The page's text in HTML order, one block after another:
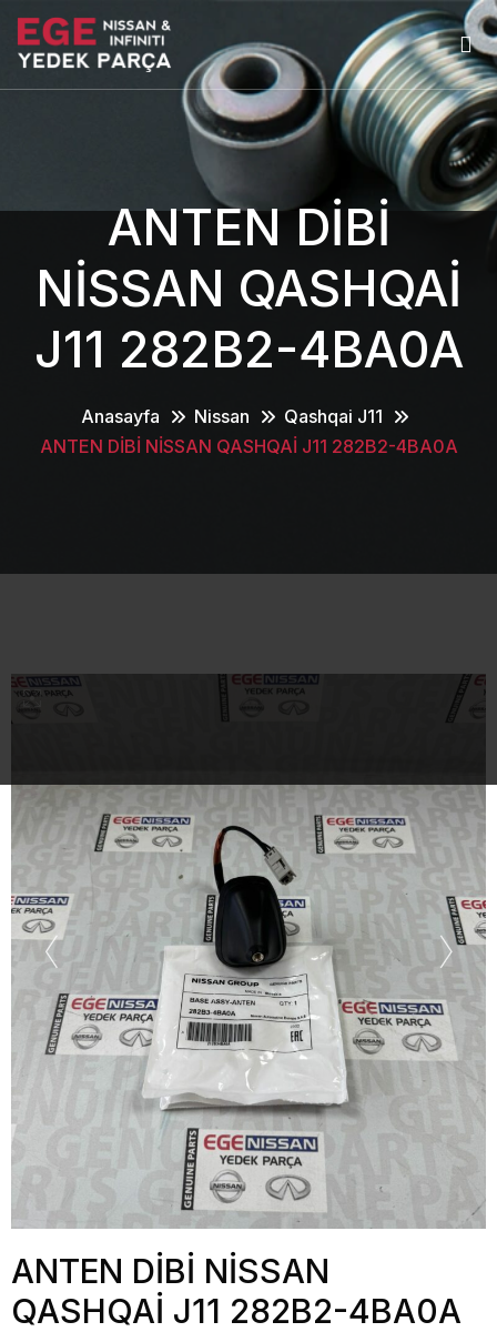
ANTEN DİBİ
NİSSAN QASHQAİ
J11 282B2-4BA0A
Anasayfa Nissan
Qashqai J11
ANTEN DİBİ NİSSAN QASHQAİ J11 282B2-4BA0A
ANTEN DİBİ NİSSAN
QASHQAİ J11 282B2-4BA0A